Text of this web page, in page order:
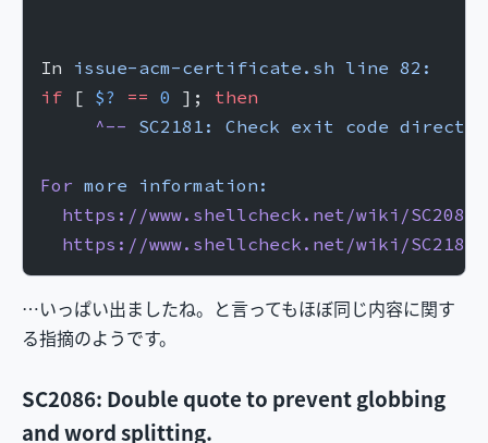
In issue-acm-certificate.sh line 82:
if [ $? == 0 ]; then
     ^--
SC2181: Check exit code directly
For more information:
  https://www.shellcheck.net/wiki/SC2086
  https://www.shellcheck.net/wiki/SC2181
…いっぱい出ましたね。と言ってもほぼ同じ内容に関す
る指摘のようです。
SC2086: Double quote to prevent globbing
and word splitting.